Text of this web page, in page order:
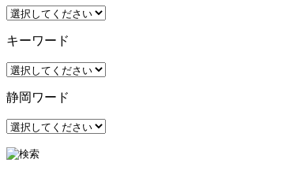
キーワード
静岡ワード